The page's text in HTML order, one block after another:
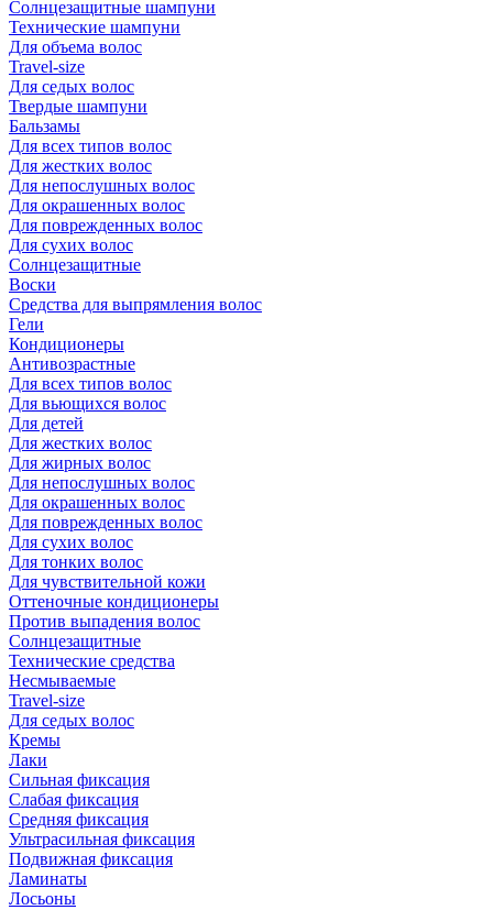
Солнцезащитные шампуни
Технические шампуни
Для объема волос
Travel-size
Для седых волос
Твердые шампуни
Бальзамы
Для всех типов волос
Для жестких волос
Для непослушных волос
Для окрашенных волос
Для поврежденных волос
Для сухих волос
Солнцезащитные
Воски
Средства для выпрямления волос
Гели
Кондиционеры
Антивозрастные
Для всех типов волос
Для вьющихся волос
Для детей
Для жестких волос
Для жирных волос
Для непослушных волос
Для окрашенных волос
Для поврежденных волос
Для сухих волос
Для тонких волос
Для чувствительной кожи
Оттеночные кондиционеры
Против выпадения волос
Солнцезащитные
Технические средства
Несмываемые
Travel-size
Для седых волос
Кремы
Лаки
Сильная фиксация
Слабая фиксация
Средняя фиксация
Ультрасильная фиксация
Подвижная фиксация
Ламинаты
Лосьоны